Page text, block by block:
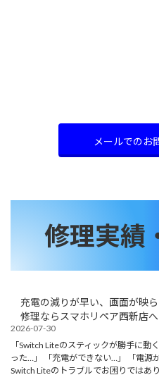
メールでのお
修理実績
充電の減りが早い、画面が映
修理ならスマホリペア西新店へ
2026-07-30
「Switch Liteのスティックが勝手に
った…」 「充電ができない…」 「電源
Switch Liteのトラブルでお困りではあ